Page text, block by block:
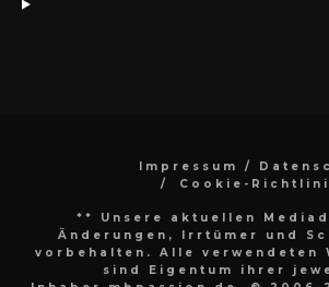
Impressum /
Cookie-
** Unsere aktuellen
Änderungen, Irrtümer und
vorbehalten. Alle verwendeten
sind Eigentum ihrer